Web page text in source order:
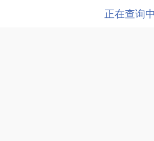
正在查询中